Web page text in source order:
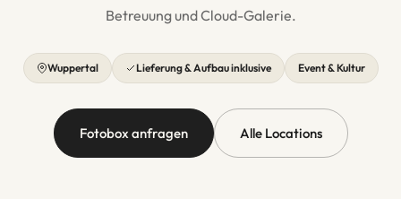
Betreuung und Cloud-Galerie.
Wuppertal Lieferung & Aufbau inklusive Event & Kultur
Fotobox anfragen Alle Locations